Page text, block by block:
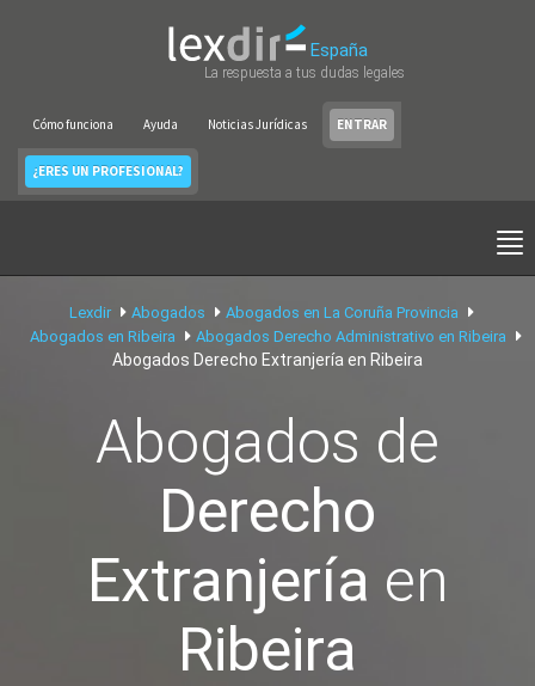
España
La respuesta a tus dudas legales
Cómo funciona Ayuda Noticias Jurídicas ENTRAR
¿ERES UN PROFESIONAL?
Lexdir Abogados
Abogados en La Coruña Provincia
Abogados en Ribeira
Abogados Derecho Administrativo en Ribeira
Abogados Derecho Extranjería en Ribeira
Abogados de
Derecho
Extranjería en
Ribeira